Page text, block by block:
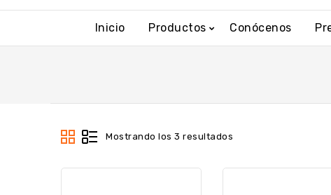
Inicio Productos Conócenos
Mostrando los 3 resultados